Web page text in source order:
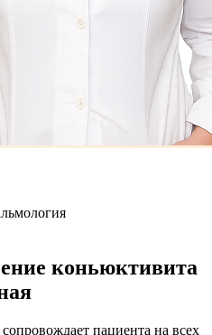
коньюктивита
пациента на всех